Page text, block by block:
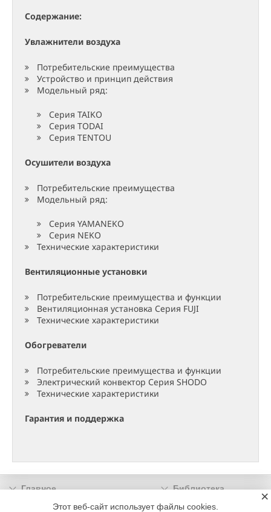
Содержание:
Увлажнители воздуха
Потребительские преимущества
Устройство и принцип действия
Модельный ряд:
Серия TAIKO
Серия TODAI
Серия TENTOU
Осушители воздуха
Потребительские преимущества
Модельный ряд:
Серия YAMANEKO
Серия NEKO
Технические характеристики
Вентиляционные установки
Потребительские преимущества и функции
Вентиляционная установка Серия FUJI
Технические характеристики
Обогреватели
Потребительские преимущества и функции
Электрический конвектор Серия SHODO
Технические характеристики
Гарантия и поддержка
Главное
Библиотека
Подписка
Реклама
Этот веб-сайт использует файлы cookies.
×